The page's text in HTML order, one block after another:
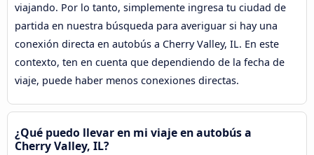
viajando. Por lo tanto, simplemente ingresa tu ciudad de
partida en nuestra búsqueda para averiguar si hay una
conexión directa en autobús a Cherry Valley, IL. En este
contexto, ten en cuenta que dependiendo de la fecha de
viaje, puede haber menos conexiones directas.
¿Qué puedo llevar en mi viaje en autobús a
Cherry Valley, IL?